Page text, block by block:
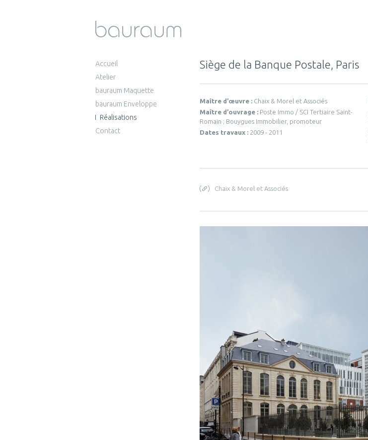
Accueil
Atelier
bauraum Maquette
bauraum Enveloppe
Réalisations
Contact
Siège de la Banque Postale, Paris
Maître d’œuvre : Chaix & Morel et Associés
Maître d’ouvrage : Poste Immo / SCI Tertiaire Saint-
Romain ; Bouygues Immobilier, promoteur
Dates travaux : 2009 - 2011
Chaix & Morel et Associés